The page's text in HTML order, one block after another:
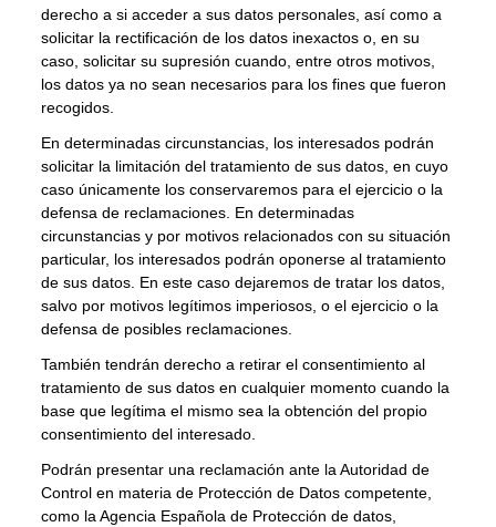
derecho a si acceder a sus datos personales, así como a
solicitar la rectificación de los datos inexactos o, en su
caso, solicitar su supresión cuando, entre otros motivos,
los datos ya no sean necesarios para los fines que fueron
recogidos.
En determinadas circunstancias, los interesados podrán
solicitar la limitación del tratamiento de sus datos, en cuyo
caso únicamente los conservaremos para el ejercicio o la
defensa de reclamaciones. En determinadas
circunstancias y por motivos relacionados con su situación
particular, los interesados podrán oponerse al tratamiento
de sus datos. En este caso dejaremos de tratar los datos,
salvo por motivos legítimos imperiosos, o el ejercicio o la
defensa de posibles reclamaciones.
También tendrán derecho a retirar el consentimiento al
tratamiento de sus datos en cualquier momento cuando la
base que legítima el mismo sea la obtención del propio
consentimiento del interesado.
Podrán presentar una reclamación ante la Autoridad de
Control en materia de Protección de Datos competente,
como la Agencia Española de Protección de datos,